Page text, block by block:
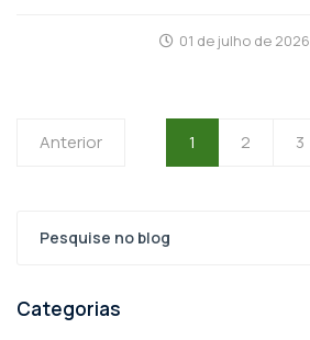
01 de julho de 2026
Anterior 1 2 3
Categorias